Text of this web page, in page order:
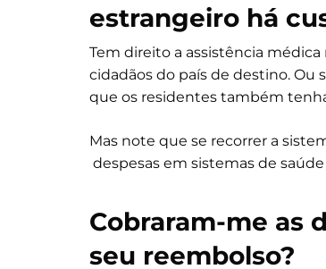
estrangeiro há
Tem direito a assistência
cidadãos do país de destino. Ou
que os residentes também
Mas note que se recorrer a
despesas em sistemas de
Cobraram-me as
seu reembolso?